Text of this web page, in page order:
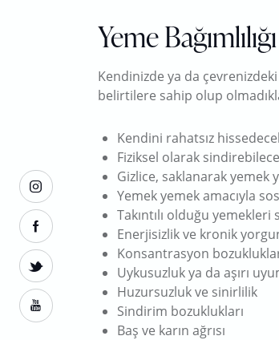
Yeme
Kendinizde ya da
belirtilere sahip olup
Kendini rahatsız
Fiziksel olarak
Gizlice, saklanarak yemek
Yemek yemek amacıyla
Takıntılı olduğu
Enerjisizlik ve kronik
Konsantrasyon
Uykusuzluk ya da aşırı
Huzursuzluk ve sinirlilik
Sindirim bozuklukları
Baş ve karın ağrısı